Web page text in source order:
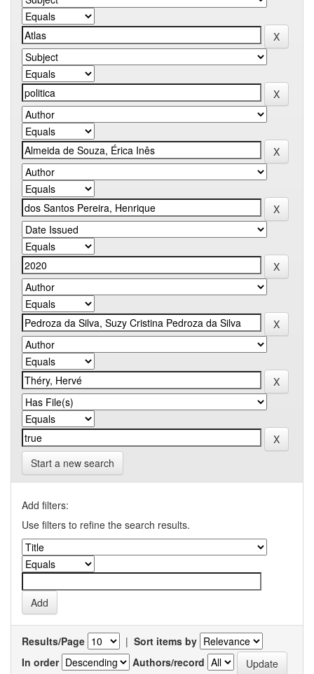
Start a new search
Add filters:
Use filters to refine the search results.
Results/Page | Sort items by
In order
Authors/record